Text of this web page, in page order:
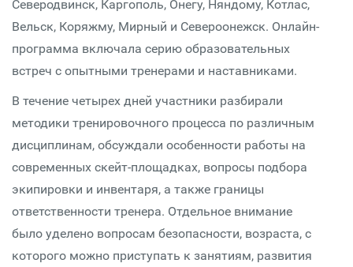
Северодвинск, Каргополь, Онегу, Няндому, Котлас,
Вельск, Коряжму, Мирный и Североонежск. Онлайн-
программа включала серию образовательных
встреч с опытными тренерами и наставниками.
В течение четырех дней участники разбирали
методики тренировочного процесса по различным
дисциплинам, обсуждали особенности работы на
современных скейт-площадках, вопросы подбора
экипировки и инвентаря, а также границы
ответственности тренера. Отдельное внимание
было уделено вопросам безопасности, возраста, с
которого можно приступать к занятиям, развития